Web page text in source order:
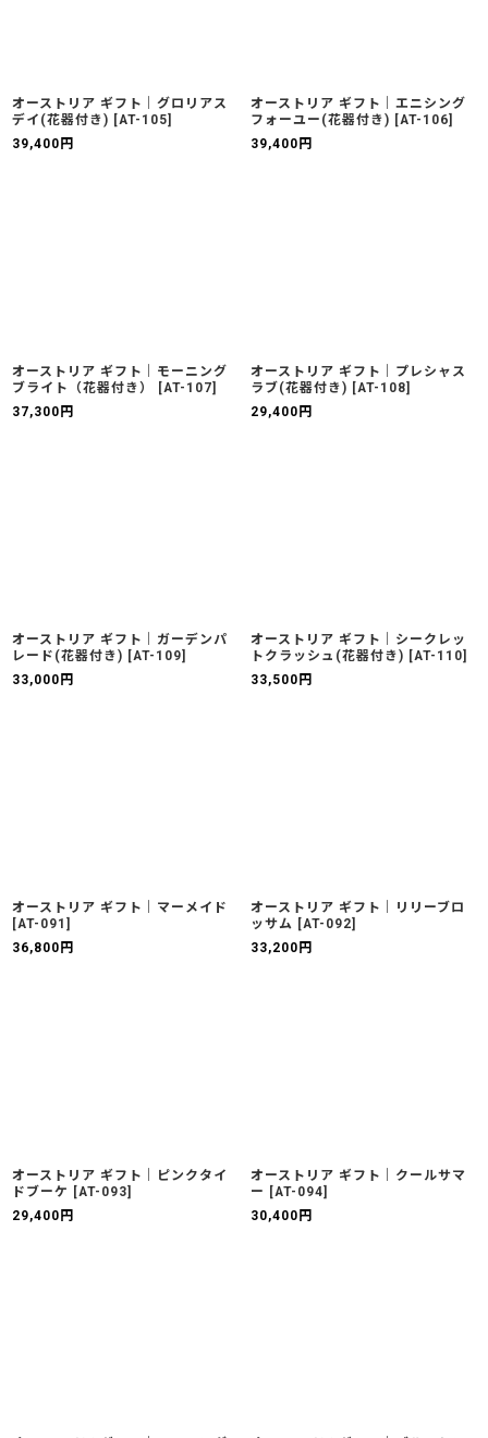
オーストリア ギフト｜グロリアス
デイ(花器付き) [AT-105]
39,400 円
オーストリア ギフト｜エニシング
フォーユー(花器付き) [AT-106]
39,400 円
オーストリア ギフト｜モーニング
ブライト（花器付き）
[AT-107]
37,300 円
オーストリア ギフト｜プレシャス
ラブ(花器付き) [AT-108]
29,400 円
オーストリア ギフト｜ガーデンパ
レード(花器付き) [AT-109]
33,000 円
オーストリア ギフト｜シークレッ
トクラッシュ(花器付き) [AT-110]
33,500 円
オーストリア ギフト｜マーメイド
[AT-091 ]
36,800 円
オーストリア ギフト｜リリーブロ
ッサム [AT-092]
33,200 円
オーストリア ギフト｜ピンクタイ
ドブーケ
[AT-093]
29,400 円
オーストリア ギフト｜クールサマ
ー
[AT-094]
30,400 円